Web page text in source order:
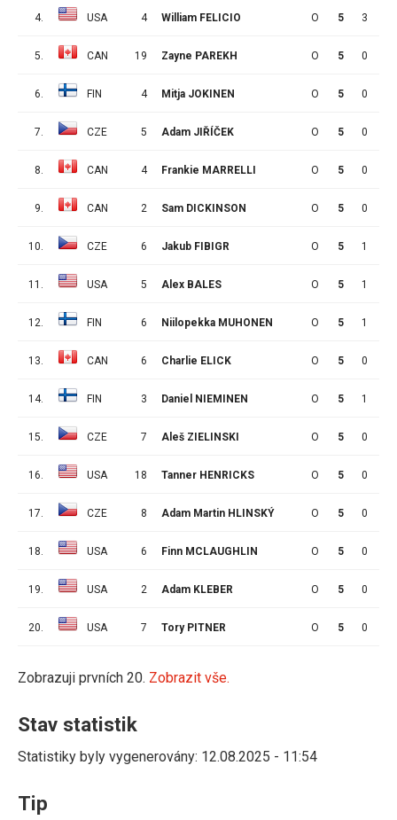
4. USA 4 William FELICIO O 5 3
5. CAN 19 Zayne PAREKH O 5 0
6. FIN 4 Mitja JOKINEN O 5 0
7. CZE 5 Adam JIŘÍČEK O 5 0
8. CAN 4 Frankie MARRELLI O 5 0
9. CAN 2 Sam DICKINSON O 5 0
10. CZE 6 Jakub FIBIGR O 5 1
11. USA 5 Alex BALES O 5 1
12. FIN 6 Niilopekka MUHONEN O 5 1
13. CAN 6 Charlie ELICK O 5 0
14. FIN 3 Daniel NIEMINEN O 5 1
15. CZE 7 Aleš ZIELINSKI O 5 0
16. USA 18 Tanner HENRICKS O 5 0
17. CZE 8 Adam Martin HLINSKÝ O 5 0
18. USA 6 Finn MCLAUGHLIN O 5 0
19. USA 2 Adam KLEBER O 5 0
20. USA 7 Tory PITNER O 5 0
Zobrazuji prvních 20. Zobrazit vše.
Stav statistik
Statistiky byly vygenerovány: 12.08.2025 - 11:54
Tip